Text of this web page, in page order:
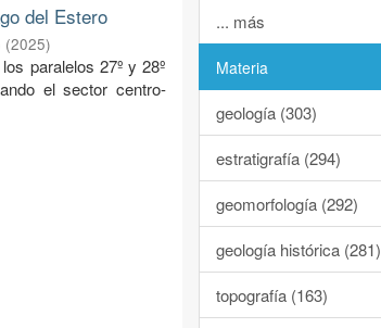
del Estero
(2025)
paralelos 27º y 28º
el sector centro-
... más
Materia
geología (303)
estratigrafía (294)
geomorfología (292)
geología histórica (281)
topografía (163)